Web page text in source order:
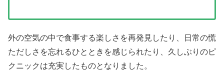
外の空気の中で食事する楽しさを再発見したり、日常の慌
ただしさを忘れるひとときを感じられたり、久しぶりのピ
クニックは充実したものとなりました。